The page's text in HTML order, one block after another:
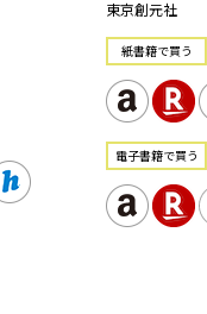
東京創元社
紙書籍で買う
電⼦書籍で買う